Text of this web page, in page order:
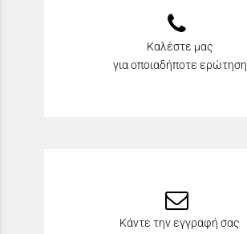
Καλέστε μας
για οποιαδήποτε ερώτηση
Κάντε την εγγραφή σας